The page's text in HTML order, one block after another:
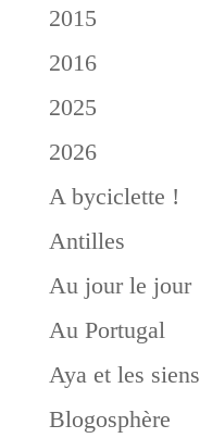
2015
2016
2025
2026
A byciclette !
Antilles
Au jour le jour
Au Portugal
Aya et les siens
Blogosphère